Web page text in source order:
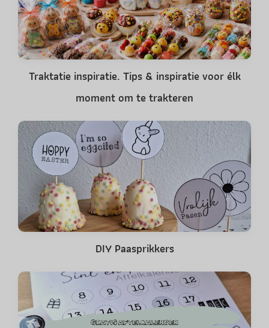
Traktatie inspiratie. Tips & inspiratie voor élk
moment om te trakteren
DIY Paasprikkers